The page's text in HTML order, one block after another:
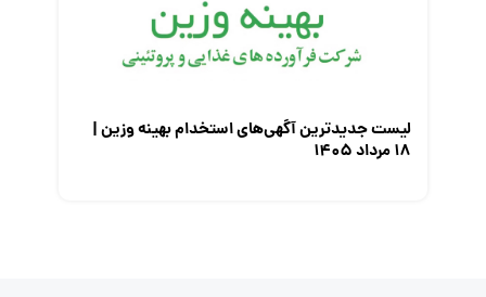
لیست جدیدترین آگهی‌های استخدام بهینه وزین |
۱۸ مرداد ۱۴۰۵